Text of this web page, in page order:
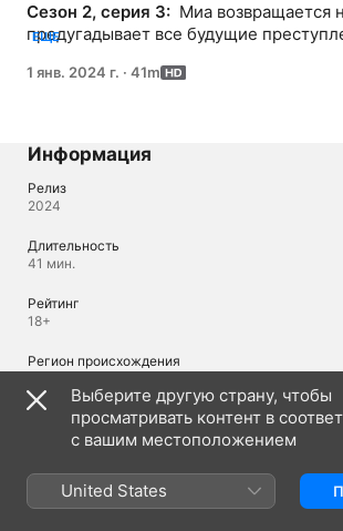
Сезон 2, серия 3: Миа возвращается
предугадывает все будущие
ЕЩЕ
1 янв. 2024 г. · 41m
Информация
Релиз
2024
Длительность
41 мин.
Рейтинг
18+
Регион происхождения
© 2024 CBC/Radio-Canada
Языки
Выберите другую страну, чтобы
просматривать контент в
с вашим местоположением
United States